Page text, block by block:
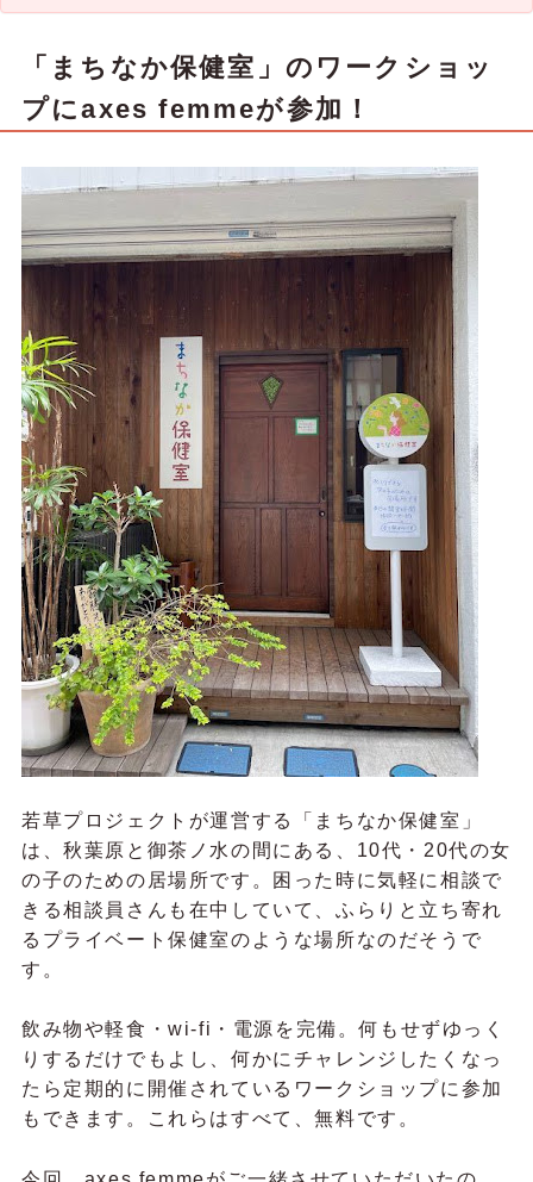
「まちなか保健室」のワークショッ
プにaxes femmeが参加！
若草プロジェクトが運営する「まちなか保健室」
は、秋葉原と御茶ノ水の間にある、10代・20代の女
の子のための居場所です。困った時に気軽に相談で
きる相談員さんも在中していて、ふらりと立ち寄れ
るプライベート保健室のような場所なのだそうで
す。
飲み物や軽食・wi-fi・電源を完備。何もせずゆっく
りするだけでもよし、何かにチャレンジしたくなっ
たら定期的に開催されているワークショップに参加
もできます。これらはすべて、無料です。